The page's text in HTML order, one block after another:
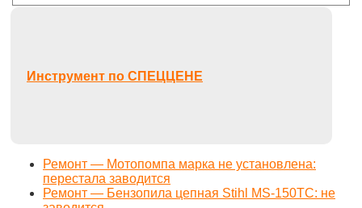
Инструмент по СПЕЦЦЕНЕ
Ремонт — Мотопомпа марка не установлена:
перестала заводится
Ремонт — Бензопила цепная Stihl MS-150TC: не